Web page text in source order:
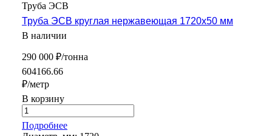
Труба ЭСВ
Труба ЭСВ круглая нержавеющая 1720х50 мм
В наличии
290 000 ₽/тонна
604166.66
₽/метр
В корзину
Подробнее